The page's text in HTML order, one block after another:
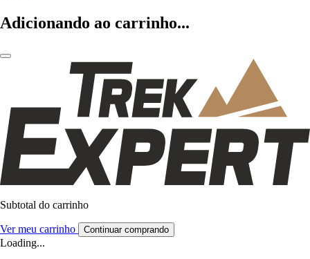
Adicionando ao carrinho...
Subtotal do carrinho
Ver meu carrinho Continuar comprando
Loading...